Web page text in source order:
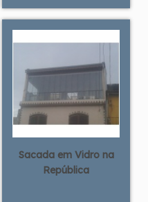
Sacada em Vidro na
República